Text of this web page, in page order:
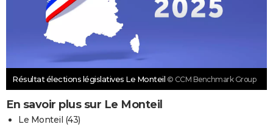
Résultat élections législatives Le Monteil © CCM Benchmark Group
En savoir plus sur Le Monteil
Le Monteil (43)